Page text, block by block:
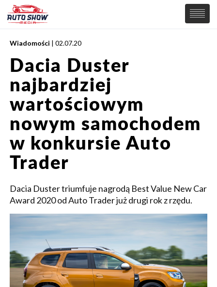
PREMIERY
SAMOCHODY
Wiadomości
Supersamochody
Samochody Koncepcyjne
Tuning
Elektryczne
MOTORSPORT
Wiadomości | 02.07.20
Dacia Duster
najbardziej
wartościowym
nowym samochodem
w konkursie Auto
Trader
Dacia Duster triumfuje nagrodą Best Value New Car
Award 2020 od Auto Trader już drugi rok z rzędu.